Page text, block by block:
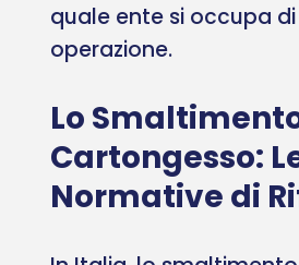
quale ente si occupa
operazione.
Lo
Cartongesso:
Normative di